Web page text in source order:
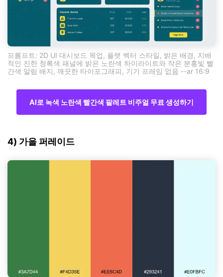
프롬프트: 2D UI 대시보드 목업, 플랫 벡터 스타일, 밝은 배경, 지배
적인 진한 청록색 패널에 밝은 노란색 하이라이트와 작은 분홍빛 빨
간색 알림 배지, 깨끗한 타이포그래피, 기기 프레임 없음 --ar 16:9
AI로 녹색 노란색 빨간색 팔레트 비주얼 무료 생성하기
4) 가을 퍼레이드